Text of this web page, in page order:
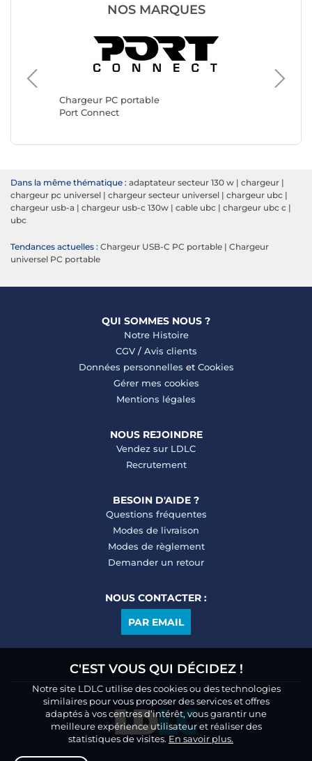
NOS MARQUES
Chargeur PC portable
Port Connect
Belkin
Dans la même thématique : adaptateur secteur 130 w | chargeur |
chargeur pc universel | chargeur secteur universel | chargeur ubc |
chargeur usb-a | chargeur usb-c 130w | cable ubc | chargeur ubc c |
ubc
Tendances actuelles : Chargeur USB-C PC portable | Chargeur
universel PC portable
QUI SOMMES NOUS ?
Notre Histoire
CGV/ Avis clients
Données personnelles et Cookies
Gérer mes cookies
Mentions légales
NOUS REJOINDRE
Vendez sur LDLC
Recrutement
BESOIN D'AIDE ?
Questions fréquentes
Modes de livraison
Modes de règlement
Demander un retour
NOUS CONTACTER :
PAR EMAIL
C'EST VOUS QUI DÉCIDEZ !
Notre site LDLC utilise des cookies ou des technologies
similaires pour vous proposer des services et offres
adaptés à vos centres d’intérêt, vous garantir une
meilleure expérience utilisateur et réaliser des
statistiques de visites. En savoir plus.